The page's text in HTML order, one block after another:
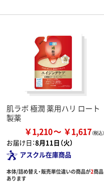
肌ラボ 極潤 薬用ハリ ロート
製薬
￥1,210 ￥1,617
お届け日：8月11日（火）
アスクル在庫商品
本体/詰め替え・販売単位違いの商品が2商品
あります